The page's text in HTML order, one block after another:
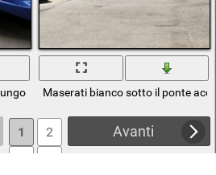
la strada degli antenati
Maserati bianco sotto il ponte
Avanti
1
2